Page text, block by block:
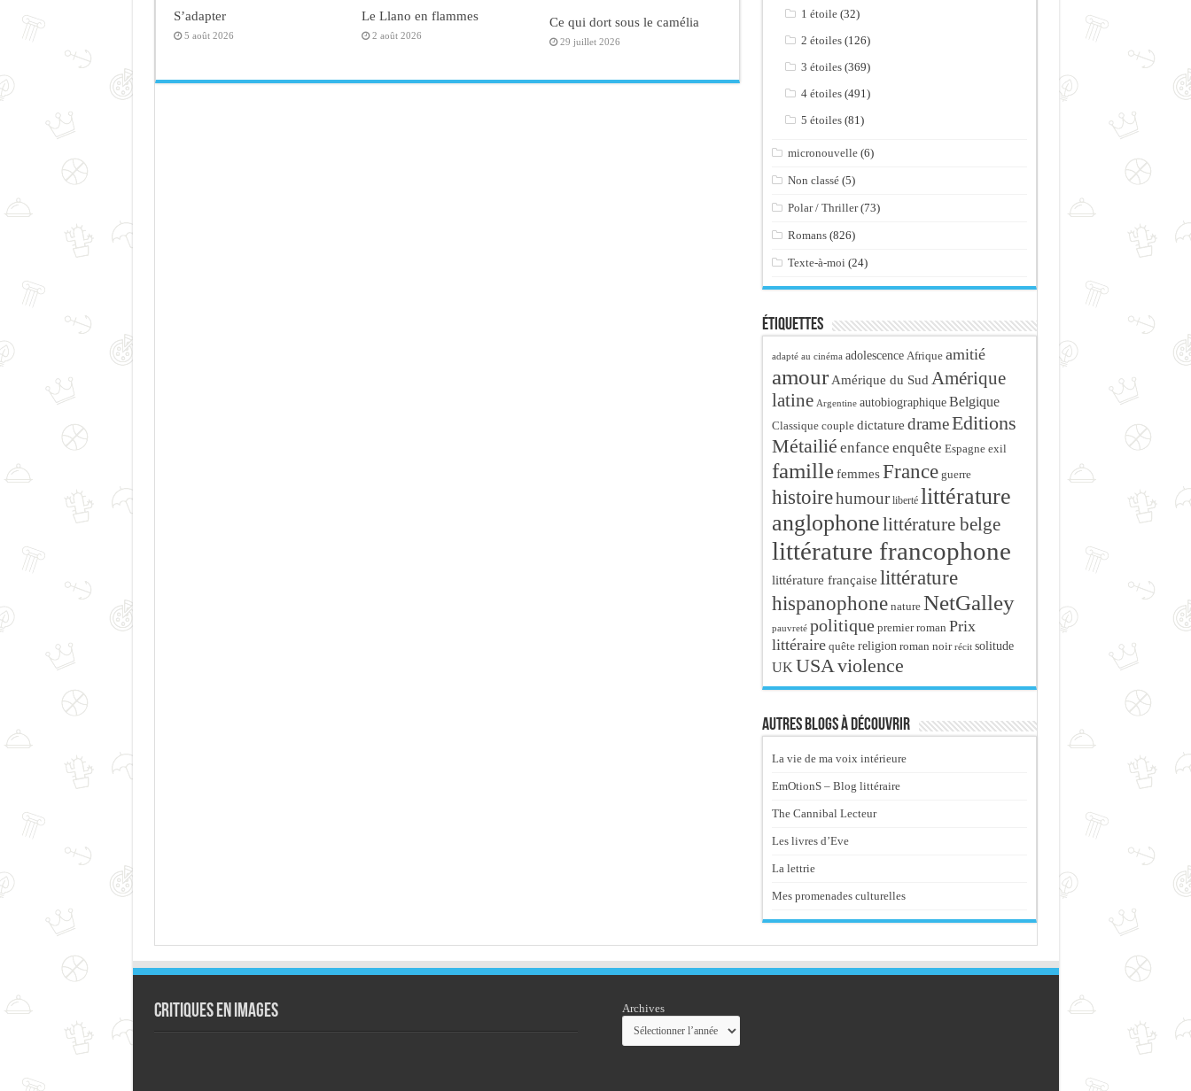
S’adapter
5 août 2026
Le Llano en flammes
2 août 2026
Ce qui dort sous le camélia
29 juillet 2026
1 étoile (32)
2 étoiles (126)
3 étoiles (369)
4 étoiles (491)
5 étoiles (81)
micronouvelle (6)
Non classé (5)
Polar / Thriller(73)
Romans (826)
Texte-à-moi (24)
Étiquettes
adapté au cinéma adolescence Afrique amitié
amour Amérique du Sud Amérique
latine Argentine autobiographique Belgique
Classique couple dictature drameEditions
Métailié enfance enquête Espagne exil
famille femmes France guerre
histoirehumour liberté littérature
anglophonelittérature belge
littérature francophone
littérature française littérature
hispanophone nature NetGalley
pauvreté politique premier roman Prix
littéraire quête religion roman noir récit solitude
UK USA violence
Autres blogs à découvrir
La vie de ma voix intérieure
EmOtionS – Blog littéraire
The Cannibal Lecteur
Les livres d’Eve
La lettrie
Mes promenades culturelles
Critiques en images Archives